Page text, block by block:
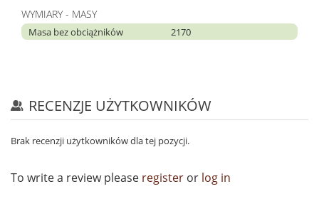
WYMIARY - MASY
Masa bez obciążników 2170
RECENZJE UŻYTKOWNIKÓW
Brak recenzji użytkowników dla tej pozycji.
To write a review please register or log in